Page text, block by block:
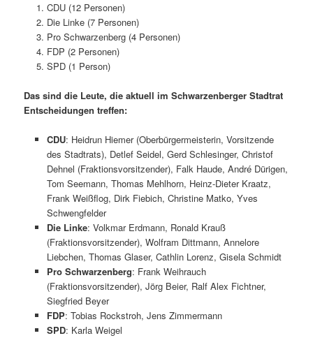
CDU (12 Personen)
Die Linke (7 Personen)
Pro Schwarzenberg (4 Personen)
FDP (2 Personen)
SPD (1 Person)
Das sind die Leute, die aktuell im Schwarzenberger Stadtrat
Entscheidungen treffen:
CDU: Heidrun Hiemer (Oberbürgermeisterin, Vorsitzende
des Stadtrats), Detlef Seidel, Gerd Schlesinger, Christof
Dehnel (Fraktionsvorsitzender), Falk Haude, André Dürigen,
Tom Seemann, Thomas Mehlhorn, Heinz-Dieter Kraatz,
Frank Weißflog, Dirk Fiebich, Christine Matko, Yves
Schwengfelder
Die Linke: Volkmar Erdmann, Ronald Krauß
(Fraktionsvorsitzender), Wolfram Dittmann, Annelore
Liebchen, Thomas Glaser, Cathlin Lorenz, Gisela Schmidt
Pro Schwarzenberg: Frank Weihrauch
(Fraktionsvorsitzender), Jörg Beier, Ralf Alex Fichtner,
Siegfried Beyer
FDP: Tobias Rockstroh, Jens Zimmermann
SPD: Karla Weigel